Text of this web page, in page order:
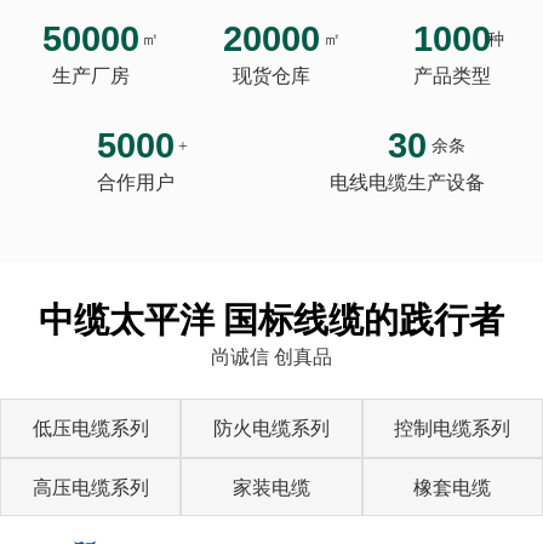
50000 ㎡
生产厂房
20000 ㎡
现货仓库
1000种
产品类型
5000 +
合作用户
30 余条
电线电缆生产设备
中缆太平洋 国标线缆的践行者
尚诚信 创真品
低压电缆系列 防火电缆系列 控制电缆系列
高压电缆系列 家装电缆 橡套电缆